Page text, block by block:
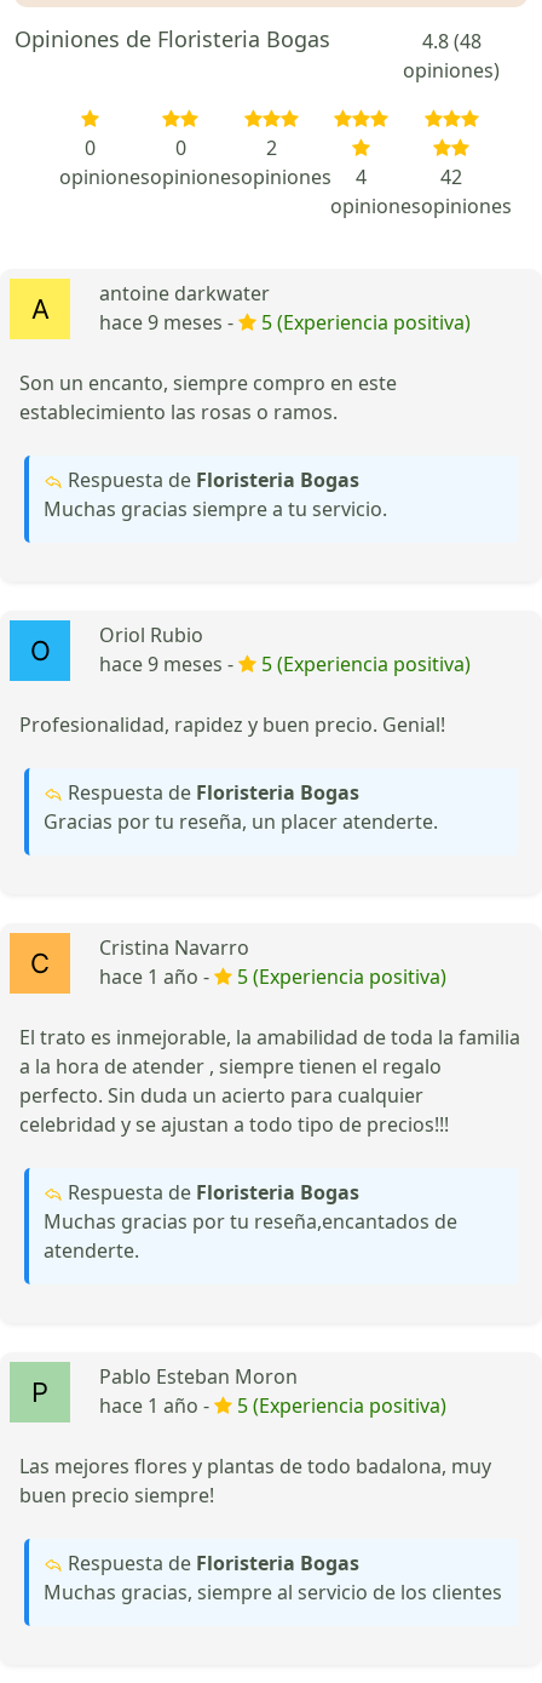
Opiniones de Floristeria Bogas
4.8 (48
opiniones)
0
opiniones
0
opiniones
2
opiniones
4
opiniones
42
opiniones
antoine darkwater
hace 9 meses -
5 (Experiencia positiva)
Son un encanto, siempre compro en este
establecimiento las rosas o ramos.
Respuesta de Floristeria Bogas
Muchas gracias siempre a tu servicio.
Oriol Rubio
hace 9 meses -
5 (Experiencia positiva)
Profesionalidad, rapidez y buen precio. Genial!
Respuesta de Floristeria Bogas
Gracias por tu reseña, un placer atenderte.
Cristina Navarro
hace 1 año -
5 (Experiencia positiva)
El trato es inmejorable, la amabilidad de toda la familia
a la hora de atender , siempre tienen el regalo
perfecto. Sin duda un acierto para cualquier
celebridad y se ajustan a todo tipo de precios!!!
Respuesta de Floristeria Bogas
Muchas gracias por tu reseña,encantados de
atenderte.
Pablo Esteban Moron
hace 1 año -
5 (Experiencia positiva)
Las mejores flores y plantas de todo badalona, muy
buen precio siempre!
Respuesta de Floristeria Bogas
Muchas gracias, siempre al servicio de los clientes